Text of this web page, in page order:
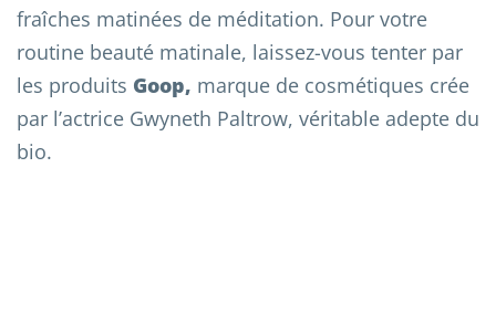
fraîches matinées de méditation. Pour votre
routine beauté matinale, laissez-vous tenter par
les produits Goop, marque de cosmétiques crée
par l’actrice Gwyneth Paltrow, véritable adepte du
bio.